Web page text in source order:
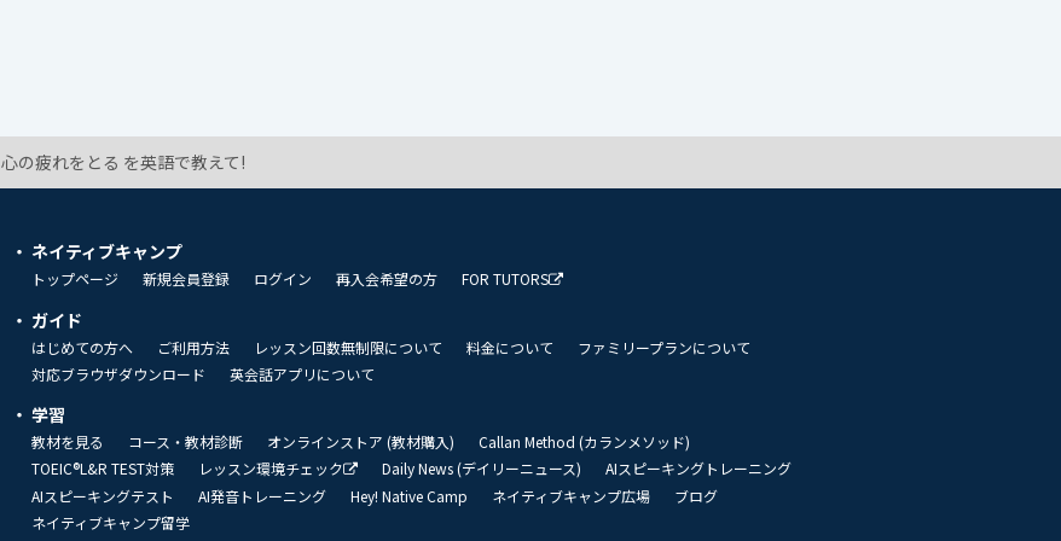
心の疲れをとる を英語で教えて!
ネイティブキャンプ
トップページ 新規会員登録 ログイン 再入会希望の方 FOR TUTORS
ガイド
はじめての方へ ご利用方法 レッスン回数無制限について 料金について
ファミリープランについて
対応ブラウザダウンロード
英会話アプリについて
学習
教材を見る コース・教材診断 オンラインストア (教材購入)
Callan Method (カランメソッド)
TOEIC®L&R TEST対策
レッスン環境チェック Daily News (デイリーニュース)
AIスピーキングトレーニング
AIスピーキングテスト
AI発音トレーニング Hey! Native Camp ネイティブキャンプ広場
ブログ
ネイティブキャンプ留学